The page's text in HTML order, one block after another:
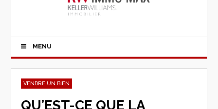
MENU
VENDRE UN BIEN
QU’EST-CE QUE LA